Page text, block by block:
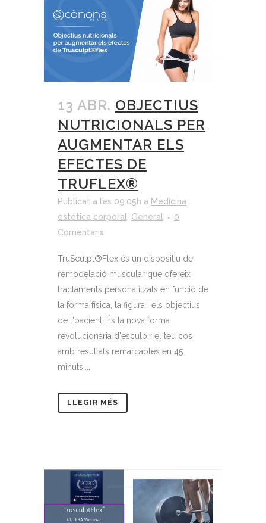
13 ABR. OBJECTIUS
NUTRICIONALS PER
AUGMENTAR ELS
EFECTES DE
TRUFLEX®
Publicat a les 09:05h a Medicina
estética corporal, General
0
Comentaris
TruSculpt®Flex és un dispositiu de
remodelació muscular que ofereix
tractaments personalitzats en funció de
la forma física, la figura i els objectius
de l'pacient. És la nova forma
revolucionària d'esculpir el teu cos
amb resultats remarcables en 45
minuts....
LLEGIR MÉS